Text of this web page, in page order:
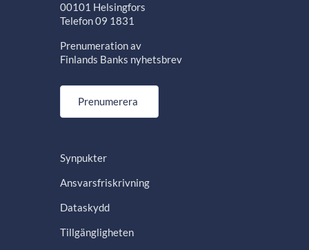
00101 Helsingfors
Telefon 09 1831
Prenumeration av
Finlands Banks nyhetsbrev
Prenumerera
Synpukter
Ansvarsfriskrivning
Dataskydd
Tillgängligheten